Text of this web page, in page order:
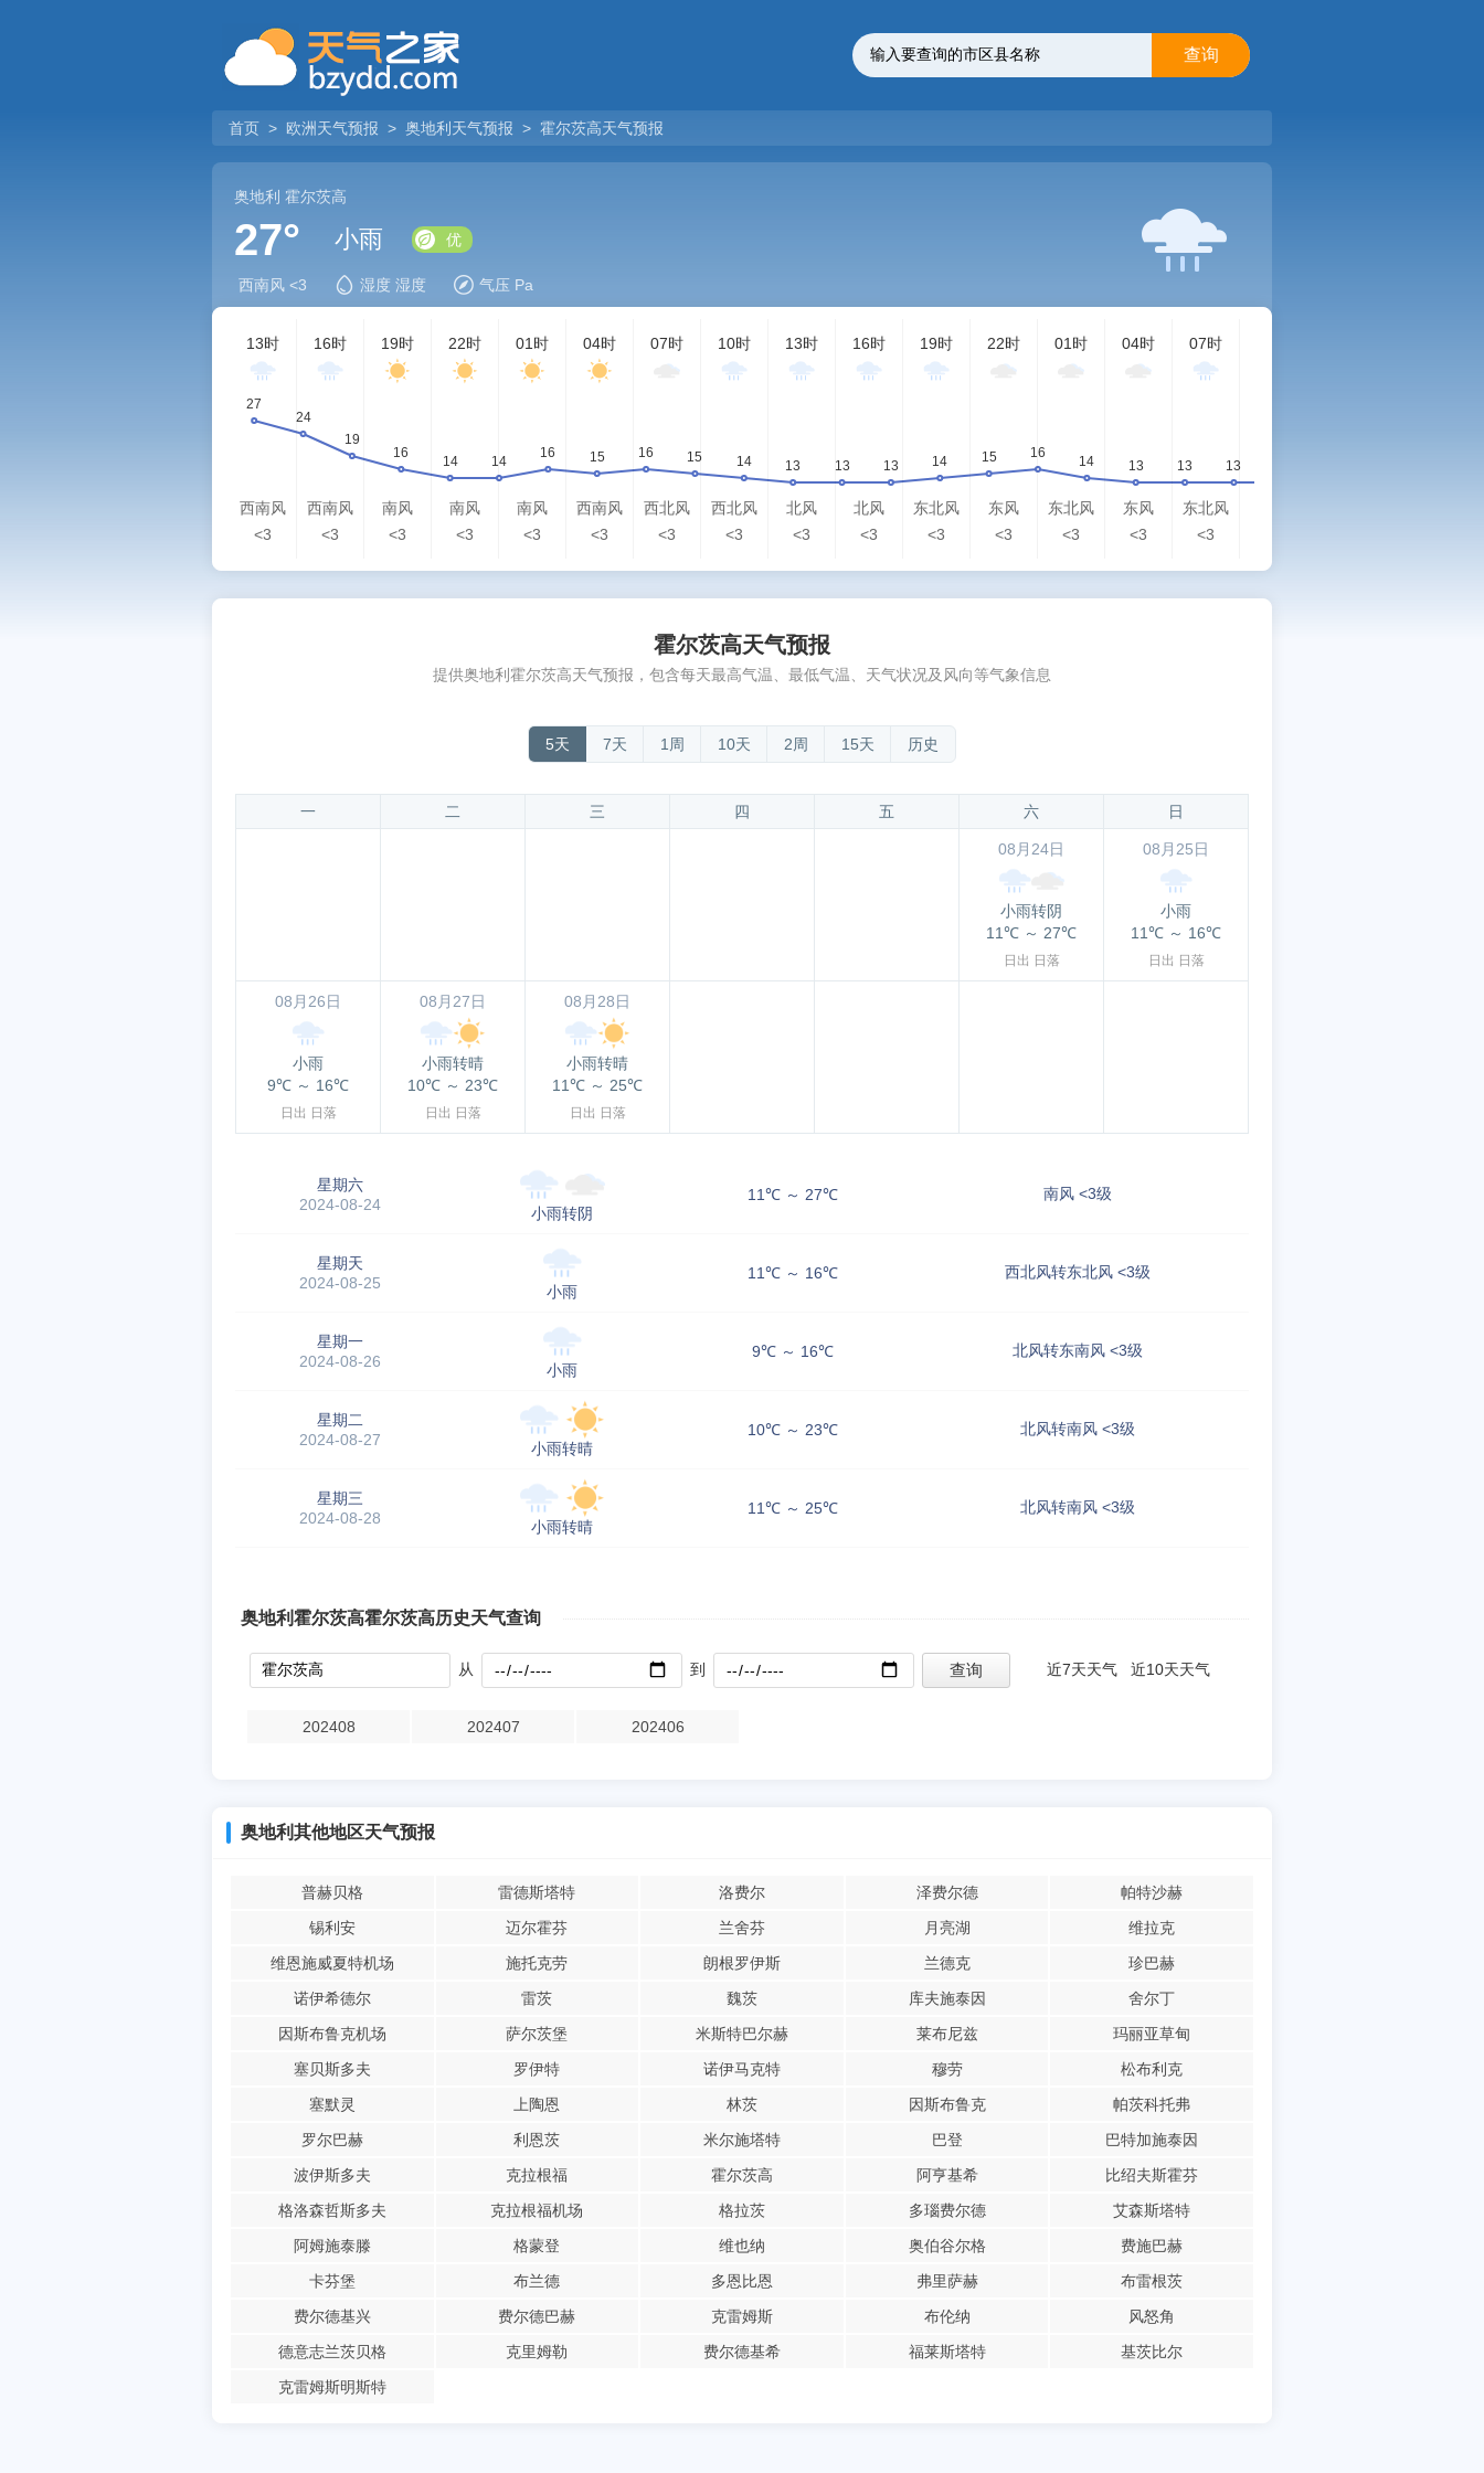
查询
首页 > 欧洲天气预报 > 奥地利天气预报 > 霍尔茨高天气预报
奥地利 霍尔茨高
27° 小雨 优
西南风 <3 湿度 湿度 气压 Pa
13时
西南风
<3
16时
西南风
<3
19时
南风
<3
22时
南风
<3
01时
南风
<3
04时
西南风
<3
07时
西北风
<3
10时
西北风
<3
13时
北风
<3
16时
北风
<3
19时
东北风
<3
22时
东风
<3
01时
东北风
<3
04时
东风
<3
07时
东北风
<3
霍尔茨高天气预报
提供奥地利霍尔茨高天气预报，包含每天最高气温、最低气温、天气状况及风向等气象信息
5天 7天 1周 10天 2周 15天 历史
一 二 三 四 五 六 日
08月24日
小雨转阴
11℃ ～ 27℃
日出 日落
08月25日
小雨
11℃ ～ 16℃
日出 日落
08月26日
小雨
9℃ ～ 16℃
日出 日落
08月27日
小雨转晴
10℃ ～ 23℃
日出 日落
08月28日
小雨转晴
11℃ ～ 25℃
日出 日落
星期六
2024-08-24
小雨转阴
11℃ ～ 27℃ 南风 <3级
星期天
2024-08-25
小雨
11℃ ～ 16℃ 西北风转东北风 <3级
星期一
2024-08-26
小雨
9℃ ～ 16℃ 北风转东南风 <3级
星期二
2024-08-27
小雨转晴
10℃ ～ 23℃ 北风转南风 <3级
星期三
2024-08-28
小雨转晴
11℃ ～ 25℃ 北风转南风 <3级
奥地利霍尔茨高霍尔茨高历史天气查询
从 到 近7天天气 近10天天气
202408 202407 202406
奥地利其他地区天气预报
普赫贝格 雷德斯塔特 洛费尔 泽费尔德
帕特沙赫
锡利安
迈尔霍芬 兰舍芬 月亮湖
维拉克
维恩施威夏特机场
施托克劳 朗根罗伊斯 兰德克
珍巴赫
诺伊希德尔
雷茨 魏茨 库夫施泰因
舍尔丁
因斯布鲁克机场
萨尔茨堡 米斯特巴尔赫 莱布尼兹
玛丽亚草甸
塞贝斯多夫
罗伊特 诺伊马克特 穆劳
松布利克
塞默灵
上陶恩 林茨 因斯布鲁克
帕茨科托弗
罗尔巴赫
利恩茨 米尔施塔特 巴登
巴特加施泰因
波伊斯多夫
克拉根福 霍尔茨高 阿亨基希
比绍夫斯霍芬
格洛森哲斯多夫
克拉根福机场 格拉茨 多瑙费尔德
艾森斯塔特
阿姆施泰滕
格蒙登 维也纳 奥伯谷尔格
费施巴赫
卡芬堡
布兰德 多恩比恩 弗里萨赫
布雷根茨
费尔德基兴
费尔德巴赫 克雷姆斯 布伦纳
风怒角
德意志兰茨贝格
克里姆勒 费尔德基希 福莱斯塔特
基茨比尔
克雷姆斯明斯特